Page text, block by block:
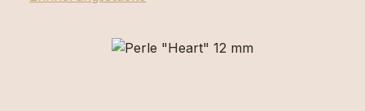
Bildergalerie überspringen